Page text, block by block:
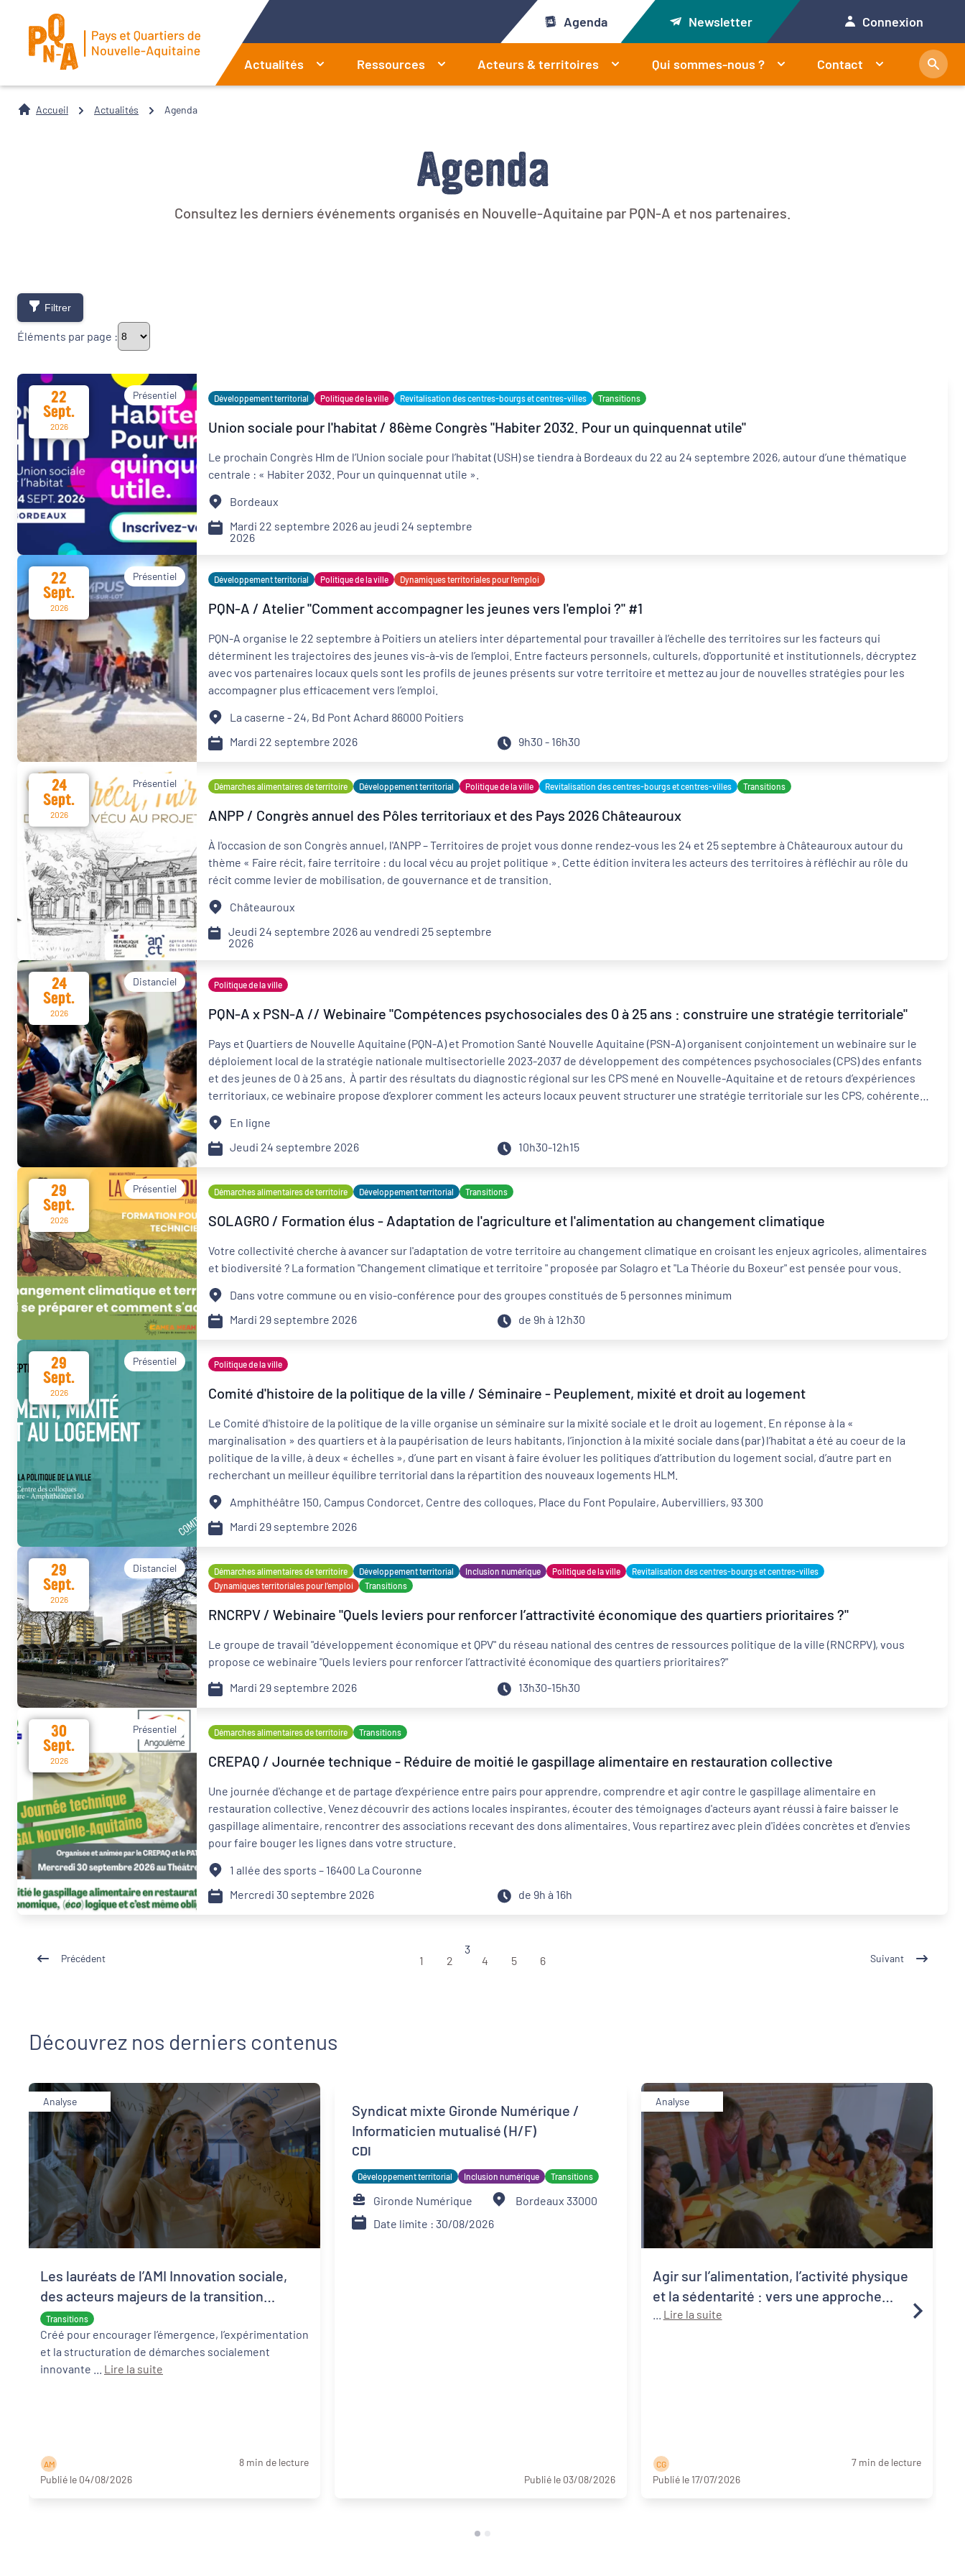
Agenda Newsletter Connexion
Actualités Ressources Acteurs & territoires Qui sommes-nous ? Contact
Accueil Actualités Agenda
Agenda
Consultez les derniers événements organisés en Nouvelle-Aquitaine par PQN-A et nos partenaires.
Filtrer
Éléments par page :
Thématiques
Démarches alimentaires de territoire Développement territorial Inclusion numérique
Politique de la ville
Revitalisation des centres-bourgs et centres-
villes
Dynamiques territoriales pour l’emploi
Transitions
Date d'événement
Départements
Format de l'événement
Présentiel
Organisateur
PQN-A Externe
22
Sept.
2026
Présentiel Développement territorial Politique de la ville Revitalisation des centres-bourgs et centres-villes Transitions
Union sociale pour l'habitat / 86ème Congrès "Habiter 2032. Pour un quinquennat utile"
Le prochain Congrès Hlm de l’Union sociale pour l’habitat (USH) se tiendra à Bordeaux du 22 au 24 septembre 2026, autour d’une thématique
centrale : « Habiter 2032. Pour un quinquennat utile ».
Bordeaux
Mardi 22 septembre 2026 au jeudi 24 septembre
2026
22
Sept.
2026
Présentiel Développement territorial Politique de la ville Dynamiques territoriales pour l’emploi
PQN-A / Atelier "Comment accompagner les jeunes vers l'emploi ?" #1
PQN-A organise le 22 septembre à Poitiers un ateliers inter départemental pour travailler à l’échelle des territoires sur les facteurs qui
déterminent les trajectoires des jeunes vis-à-vis de l’emploi. Entre facteurs personnels, culturels, d'opportunité et institutionnels, décryptez
avec vos partenaires locaux quels sont les profils de jeunes présents sur votre territoire et mettez au jour de nouvelles stratégies pour les
accompagner plus efficacement vers l’emploi.
La caserne - 24, Bd Pont Achard 86000 Poitiers
Mardi 22 septembre 2026
9h30 - 16h30
24
Sept.
2026
Présentiel Démarches alimentaires de territoire Développement territorial Politique de la ville Revitalisation des centres-bourgs et centres-villes Transitions
ANPP / Congrès annuel des Pôles territoriaux et des Pays 2026 Châteauroux
À l'occasion de son Congrès annuel, l'ANPP – Territoires de projet vous donne rendez-vous les 24 et 25 septembre à Châteauroux autour du
thème « Faire récit, faire territoire : du local vécu au projet politique ». Cette édition invitera les acteurs des territoires à réfléchir au rôle du
récit comme levier de mobilisation, de gouvernance et de transition.
Châteauroux
Jeudi 24 septembre 2026 au vendredi 25 septembre
2026
24
Sept.
2026
Distanciel Politique de la ville
PQN-A x PSN-A // Webinaire "Compétences psychosociales des 0 à 25 ans : construire une stratégie territoriale"
Pays et Quartiers de Nouvelle Aquitaine (PQN-A) et Promotion Santé Nouvelle Aquitaine (PSN-A) organisent conjointement un webinaire sur le
déploiement local de la stratégie nationale multisectorielle 2023-2037 de développement des compétences psychosociales (CPS) des enfants
et des jeunes de 0 à 25 ans. À partir des résultats du diagnostic régional sur les CPS mené en Nouvelle-Aquitaine et de retours d’expériences
territoriaux, ce webinaire propose d’explorer comment les acteurs locaux peuvent structurer une stratégie territoriale sur les CPS, cohérente,
adaptée aux besoins des populations, aux ressources existantes et aux réalités locales afin de favoriser la continuité du parcours de l'enfant et
du jeune.
En ligne
Jeudi 24 septembre 2026
10h30-12h15
29
Sept.
2026
Présentiel Démarches alimentaires de territoire Développement territorial Transitions
SOLAGRO / Formation élus - Adaptation de l'agriculture et l'alimentation au changement climatique
Votre collectivité cherche à avancer sur l'adaptation de votre territoire au changement climatique en croisant les enjeux agricoles, alimentaires
et biodiversité ? La formation "Changement climatique et territoire " proposée par Solagro et "La Théorie du Boxeur" est pensée pour vous.
Dans votre commune ou en visio-conférence pour des groupes constitués de 5 personnes minimum
Mardi 29 septembre 2026
de 9h à 12h30
29
Sept.
2026
Présentiel Politique de la ville
Comité d'histoire de la politique de la ville / Séminaire - Peuplement, mixité et droit au logement
Le Comité d'histoire de la politique de la ville organise un séminaire sur la mixité sociale et le droit au logement. En réponse à la «
marginalisation » des quartiers et à la paupérisation de leurs habitants, l’injonction à la mixité sociale dans (par) l’habitat a été au coeur de la
politique de la ville, à deux « échelles », d’une part en visant à faire évoluer les politiques d’attribution du logement social, d’autre part en
recherchant un meilleur équilibre territorial dans la répartition des nouveaux logements HLM.
Amphithéâtre 150, Campus Condorcet, Centre des colloques, Place du Font Populaire, Aubervilliers, 93 300
Mardi 29 septembre 2026
29
Sept.
2026
Distanciel Démarches alimentaires de territoire Développement territorial Inclusion numérique Politique de la ville
Revitalisation des centres-bourgs et centres-villes
Dynamiques territoriales pour l’emploi
Transitions
RNCRPV / Webinaire "Quels leviers pour renforcer l’attractivité économique des quartiers prioritaires ?"
Le groupe de travail "développement économique et QPV" du réseau national des centres de ressources politique de la ville (RNCRPV), vous
propose ce webinaire "Quels leviers pour renforcer l’attractivité économique des quartiers prioritaires?"
Mardi 29 septembre 2026
13h30-15h30
30
Sept.
2026
Présentiel Démarches alimentaires de territoire Transitions
CREPAQ / Journée technique - Réduire de moitié le gaspillage alimentaire en restauration collective
Une journée d'échange et de partage d’expérience entre pairs pour apprendre, comprendre et agir contre le gaspillage alimentaire en
restauration collective. Venez découvrir des actions locales inspirantes, écouter des témoignages d'acteurs ayant réussi à faire baisser le
gaspillage alimentaire, rencontrer des associations recevant des dons alimentaires. Vous repartirez avec plein d'idées concrètes et d'envies
pour faire bouger les lignes dans votre structure.
1 allée des sports – 16400 La Couronne
Mercredi 30 septembre 2026
de 9h à 16h
Précédent 1 2
3
4
5 6 Suivant
Découvrez nos derniers contenus
Analyse
Transitions
Les lauréats de l’AMI Innovation sociale,
des acteurs majeurs de la transition
écologique et sociale
Créé pour encourager l’émergence, l’expérimentation
et la structuration de démarches socialement
Lire la suite
A M
8 min de lecture
Publié le 04/08/2026
Syndicat mixte Gironde Numérique /
Informaticien mutualisé (H/F)
CDI
Développement territorial Inclusion numérique Transitions
Gironde Numérique
Bordeaux 33000
Date limite : 30/08/2026
Publié le 03/08/2026
Analyse
Agir sur l’alimentation, l’activité physique
et la sédentarité : vers une approche
systémique de la santé publique
Lire la suite
C G
7 min de lecture
Publié le 17/07/2026